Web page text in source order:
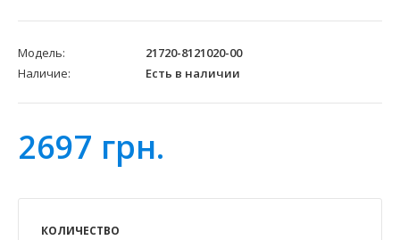
Модель:
21720-8121020-00
Наличие:
Есть в наличии
2697 грн.
КОЛИЧЕСТВО